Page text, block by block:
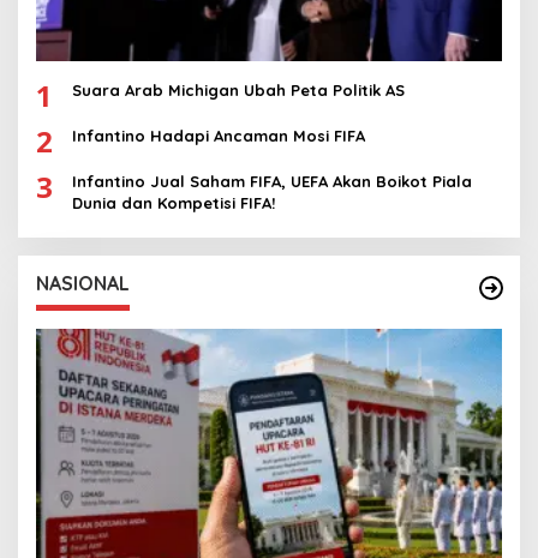
1 Suara Arab Michigan Ubah Peta Politik AS
2 Infantino Hadapi Ancaman Mosi FIFA
3
Infantino Jual Saham FIFA, UEFA Akan Boikot Piala
Dunia dan Kompetisi FIFA!
NASIONAL